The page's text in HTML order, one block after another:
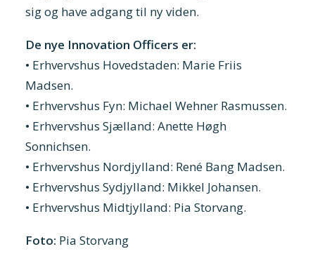
sig og have adgang til ny viden.
De nye Innovation Officers er:
• Erhvervshus Hovedstaden: Marie Friis
Madsen.
• Erhvervshus Fyn: Michael Wehner Rasmussen.
• Erhvervshus Sjælland: Anette Høgh
Sonnichsen.
• Erhvervshus Nordjylland: René Bang Madsen.
• Erhvervshus Sydjylland: Mikkel Johansen.
• Erhvervshus Midtjylland: Pia Storvang.
Foto: Pia Storvang